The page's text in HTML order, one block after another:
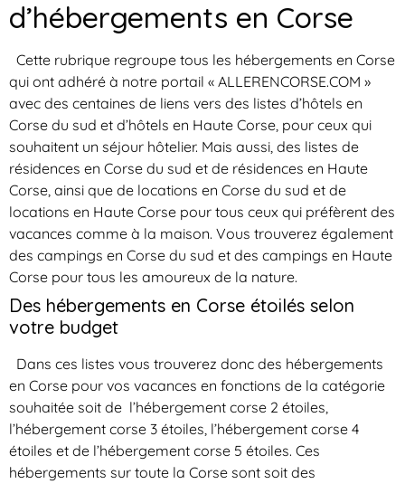
d’hébergements en Corse
Cette rubrique regroupe tous les hébergements en Corse
qui ont adhéré à notre portail « ALLERENCORSE.COM »
avec des centaines de liens vers des listes d’hôtels en
Corse du sud et d’hôtels en Haute Corse, pour ceux qui
souhaitent un séjour hôtelier. Mais aussi, des listes de
résidences en Corse du sud et de résidences en Haute
Corse, ainsi que de locations en Corse du sud et de
locations en Haute Corse pour tous ceux qui préfèrent des
vacances comme à la maison. Vous trouverez également
des campings en Corse du sud et des campings en Haute
Corse pour tous les amoureux de la nature.
Des hébergements en Corse étoilés selon
votre budget
Dans ces listes vous trouverez donc des hébergements
en Corse pour vos vacances en fonctions de la catégorie
souhaitée soit de l’hébergement corse 2 étoiles,
l’hébergement corse 3 étoiles, l’hébergement corse 4
étoiles et de l’hébergement corse 5 étoiles. Ces
hébergements sur toute la Corse sont soit des